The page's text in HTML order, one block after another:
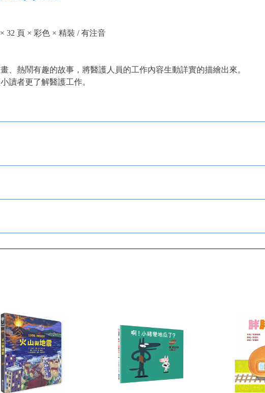
32 頁 × 彩色 × 精裝 / 有注音
、熱鬧有趣的故事，將醫護人員的工作內容生動詳實的描繪出來。
讀者更了解醫護工作。